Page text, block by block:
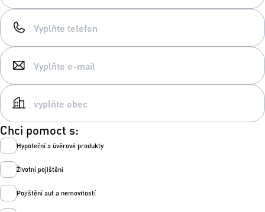
Chci pomoct s:
Hypoteční a úvěrové produkty
Životní pojištění
Pojištění aut a nemovitostí